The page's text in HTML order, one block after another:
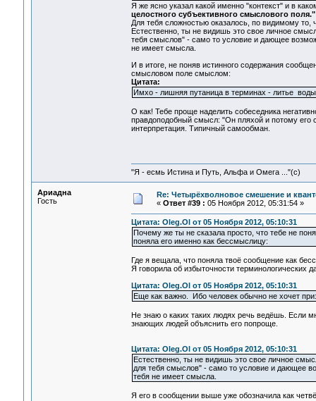
Я же ясно указал какой именно "контекст" и в
целостного субъективного смыслового поля."
Для тебя сложностью оказалось, по видимому
Естественно, ты не видишь это свое личное
тебя смыслов" - само то условие и дающее
не имеет смысла.
И в итоге, не поняв истинного содержания
смысловом поле смыслом:
Цитата:
Имхо - лишняя путаница в терминах - литье
О как! Тебе проще наделить собеседника
правдоподобный смысл: "Он пляхой и потому его
интерпретация. Типичный самообман.
"Я - есмь Истина и Путь, Альфа и Омега ..."(с)
Ариадна
Гость
Re: Четырёхволновое смешение и
« Ответ #39 : 05 Ноября 2012, 05:31:54 »
Цитата: Oleg.Ol от 05 Ноября 2012, 05:10:31
Почему же ты не сказала просто, что тебе не
поняла его именно как бессмыслицу:
Где я вещала, что поняла твоё сообщение как
Я говорила об избыточности терминологических
Цитата: Oleg.Ol от 05 Ноября 2012, 05:10:31
Еще как важно. Ибо человек обычно не хочет
Не знаю о каких таких людях речь ведёшь. Если
знающих людей объяснить его попроще.
Цитата: Oleg.Ol от 05 Ноября 2012, 05:10:31
Естественно, ты не видишь это свое личное
для тебя смыслов" - само то условие и дающее
тебя не имеет смысла.
Я его в сообщении выше уже обозначила как